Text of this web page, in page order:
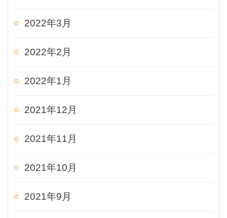
2022年3月
2022年2月
2022年1月
2021年12月
2021年11月
2021年10月
2021年9月